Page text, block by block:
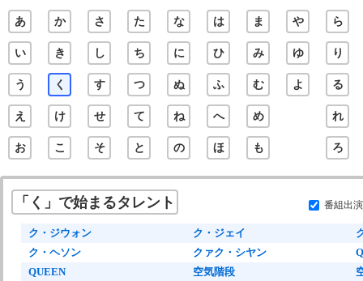
あ か さ た な は ま や ら
い き し ち に ひ み ゆ り
う く す つ ぬ ふ む よ る
え け せ て ね へ め れ
お こ そ と の ほ も ろ
「く」で始まるタレント 番組出
ク・ジウォン ク・ジェイ
ク・ヘソン
クァク・シヤン
QUEEN
空気階段